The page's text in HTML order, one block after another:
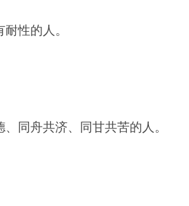
性的人。
同舟共济、同甘共苦的人。